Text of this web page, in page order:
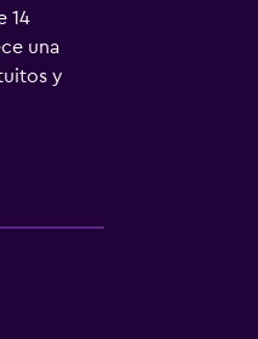
14
una
y
las